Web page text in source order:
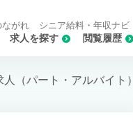
求人を探す 閲覧履歴
ながれ シニア給料・年収ナビ
（パート・アルバイト）